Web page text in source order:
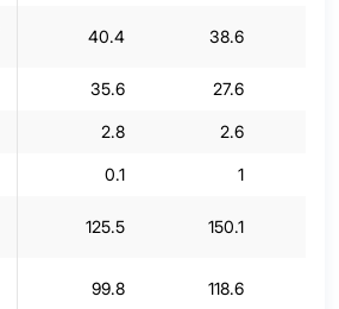
40.4 38.6
35.6 27.6
2.8 2.6
0.1 1
125.5 150.1
99.8 118.6